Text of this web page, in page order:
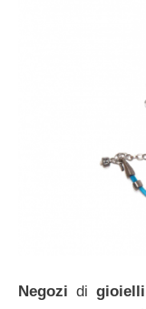
Negozi di gioielli